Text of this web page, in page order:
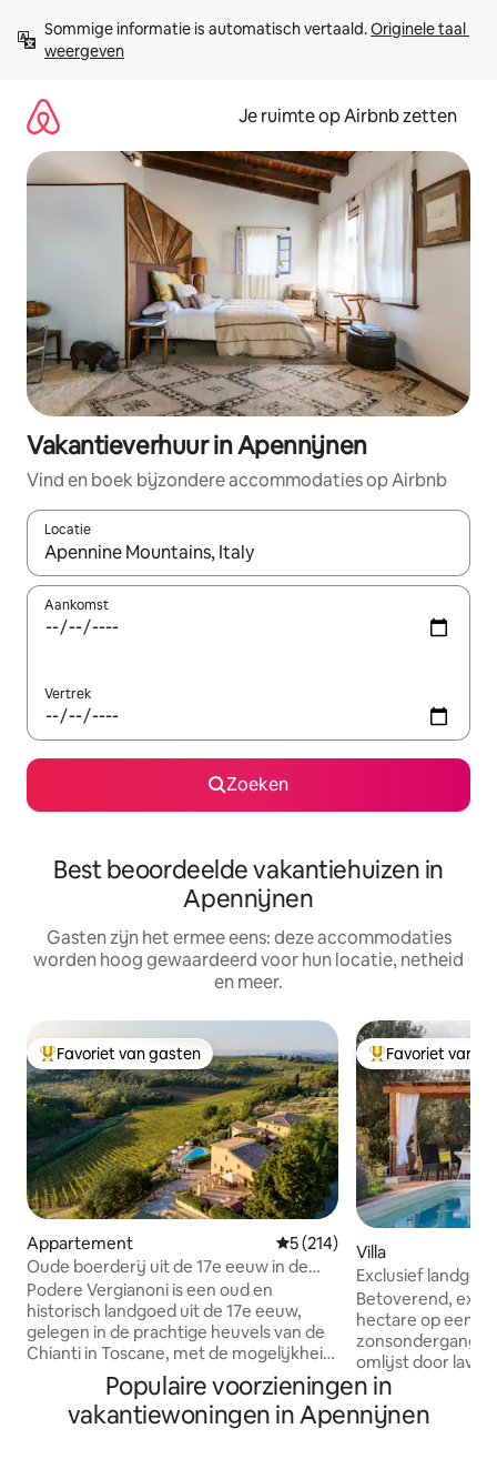
direct
naar
Sommige informatie is automatisch vertaald. Originele taal
weergeven
Je ruimte op Airbnb zetten
Vakantieverhuur in Apennijnen
Vind en boek bijzondere accommodaties op Airbnb
Locatie
Wanneer er suggesties beschikbaar zijn, maak je een keuze
Aankomst
Vertrek
Zoeken
Best beoordeelde vakantiehuizen in
Apennijnen
Gasten zijn het ermee eens: deze accommodaties
worden hoog gewaardeerd voor hun locatie, netheid
en meer.
Topfavoriet van gasten
Favoriet van gasten
Appartement Gemiddelde beoordeling
5 (214)
Oude boerderij uit de 17e eeuw in de
Chianti-streek in Toscane
Podere Vergianoni is een oud en
historisch landgoed uit de 17e eeuw,
gelegen in de prachtige heuvels van de
Chianti in Toscane, met de mogelijkheid
om exclusieve diensten en ervaringen
op maat voor u te organiseren. Het
appartement is beschikbaar voor 2
Topfavoriet van
Favoriet van
Villa
Exclusief
zwembad en
Betoverend,
hectare op een
omlijst door
hele jaar door
Starlink internet. Zeer privé&peaceful 2
verdiepingen,
Populaire voorzieningen in
vakantiewoningen in Apennijnen